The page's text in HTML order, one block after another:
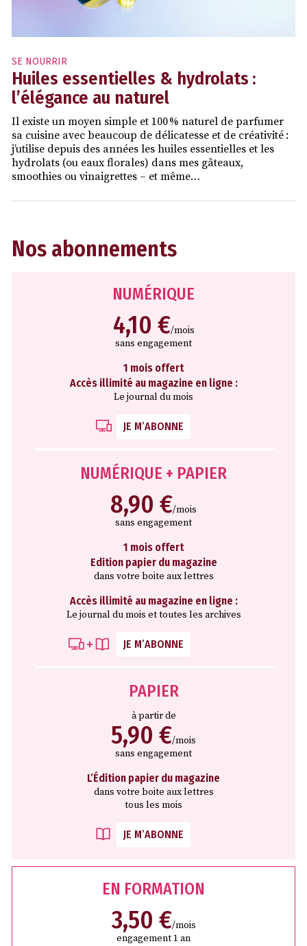
SE NOURRIR
Huiles essentielles & hydrolats :
l’élégance au naturel
Il existe un moyen simple et 100 % naturel de parfumer
sa cuisine avec beaucoup de délicatesse et de créativité :
j’utilise depuis des années les huiles essentielles et les
hydrolats (ou eaux florales) dans mes gâteaux,
smoothies ou vinaigrettes – et même…
Nos abonnements
NUMÉRIQUE
4,10 €/mois
sans engagement
1 mois offert
Accès illimité au magazine en ligne :
Le journal du mois
JE M’ABONNE
NUMÉRIQUE + PAPIER
8,90 €/mois
sans engagement
1 mois offert
Edition papier du magazine
dans votre boite aux lettres
Accès illimité au magazine en ligne :
Le journal du mois et toutes les archives
JE M’ABONNE
PAPIER
à partir de
5,90 €/mois
sans engagement
L’Édition papier du magazine
dans votre boite aux lettres
tous les mois
JE M’ABONNE
EN FORMATION
3,50 €/mois
engagement 1 an